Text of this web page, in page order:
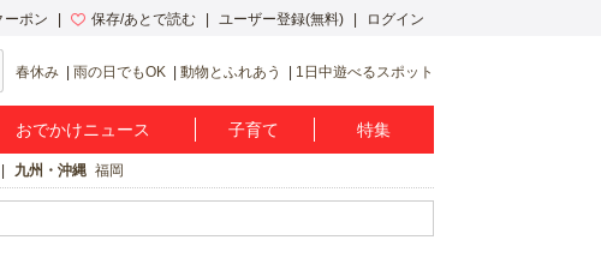
ーポン 保存/あとで読む ユーザー登録(無料) ログイン
春休み 雨の日でもOK 動物とふれあう 1日中遊べるスポット
おでかけニュース 子育て 特集
九州・沖縄 福岡